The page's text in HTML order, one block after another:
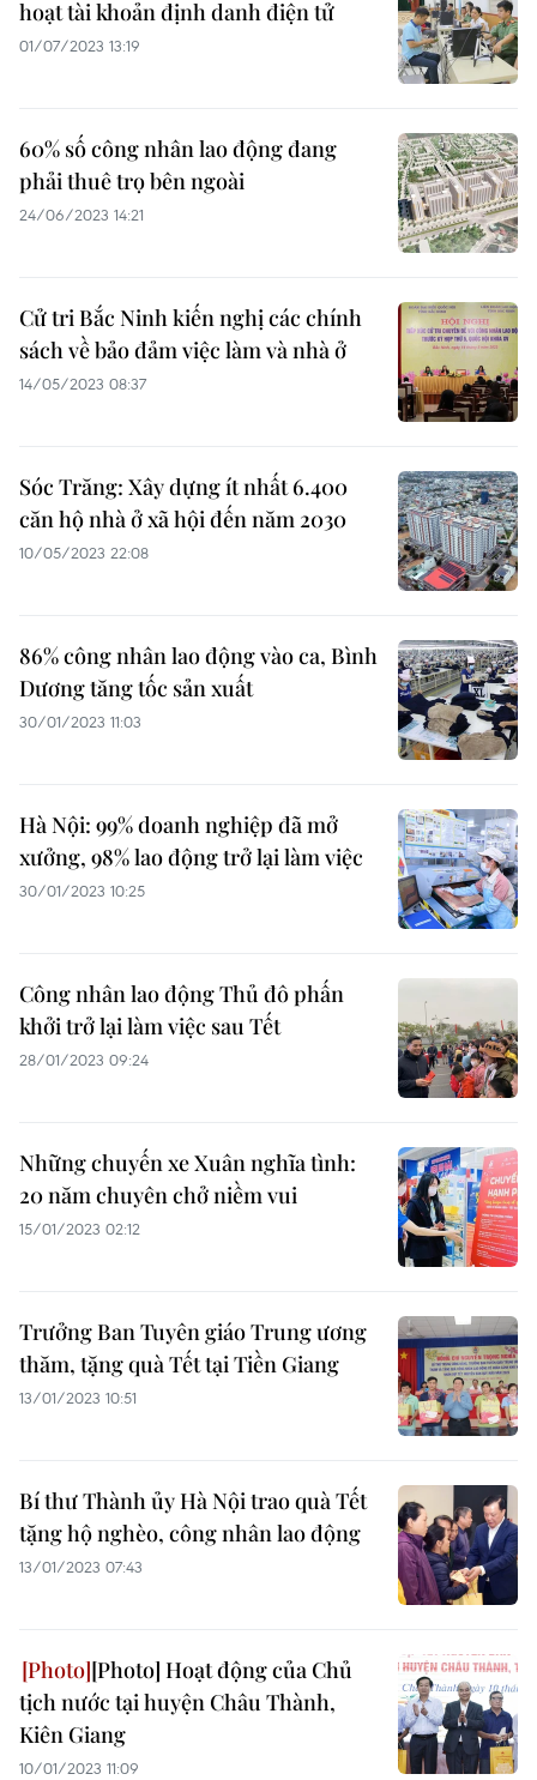
hoạt tài khoản định danh điện tử
01/07/2023 13:19
60% số công nhân lao động đang
phải thuê trọ bên ngoài
24/06/2023 14:21
Cử tri Bắc Ninh kiến nghị các chính
sách về bảo đảm việc làm và nhà ở
14/05/2023 08:37
Sóc Trăng: Xây dựng ít nhất 6.400
căn hộ nhà ở xã hội đến năm 2030
10/05/2023 22:08
86% công nhân lao động vào ca, Bình
Dương tăng tốc sản xuất
30/01/2023 11:03
Hà Nội: 99% doanh nghiệp đã mở
xưởng, 98% lao động trở lại làm việc
30/01/2023 10:25
Công nhân lao động Thủ đô phấn
khởi trở lại làm việc sau Tết
28/01/2023 09:24
Những chuyến xe Xuân nghĩa tình:
20 năm chuyên chở niềm vui
15/01/2023 02:12
Trưởng Ban Tuyên giáo Trung ương
thăm, tặng quà Tết tại Tiền Giang
13/01/2023 10:51
Bí thư Thành ủy Hà Nội trao quà Tết
tặng hộ nghèo, công nhân lao động
13/01/2023 07:43
[Photo] Hoạt động của Chủ
tịch nước tại huyện Châu Thành,
Kiên Giang
10/01/2023 11:09